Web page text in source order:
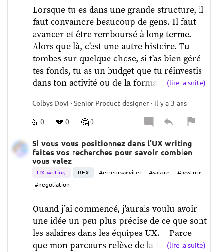
projet porte un autre nom. Pour illustrer
tu te retrouves avec le marketing qui va te
vendre des pommes, et une fois que tu es
dans le produit, c'est des oranges.
Maintenant, comment tu vas trouver tes
fruits si en plus sur la langue que tu
utilises, il y a une ambiguïté et un seul mot
pour dire pomme et poire ? C'est un vrai
investir un peu dans peu de temps. La
bonne nouvelle, c'est qu'un glossaire, c'est
certes du temps mais ce ne sont pas des
outils incroyables non plus.
Lorsque tu es dans une grande structure, il
faut convaincre beaucoup de gens. Il faut
Alors que là, c'est une autre histoire. Tu
tombes sur quelque chose, si t'as bien géré
tes fonds, tu as un budget que tu réinvestis
dans ton activité ou de la formation.
Là tu viens d'acquérir un nouveau savoir et c'est ce
que j'aime le plus. Alors je ne vais pas nier qu'il y
a d'autres avantages, bien sûr, mais ça, c'est
vraiment la chose que j'aime le plus.
(lire la suite)
Colbys Dovi · Senior Product designer · il y a 3 ans
💪 0 💔 0 🤔0
Si vous vous positionnez dans l’UX writing
faites vos recherches pour savoir combien
vous valez
UX writing REX #erreursaeviter #salaire
#posture
#negotiation
Quand j’ai commencé, j'aurais voulu avoir
une idée un peu plus précise de ce que sont
les salaires dans les équipes UX. Parce
que mon parcours relève de la fac en (lire la suite)